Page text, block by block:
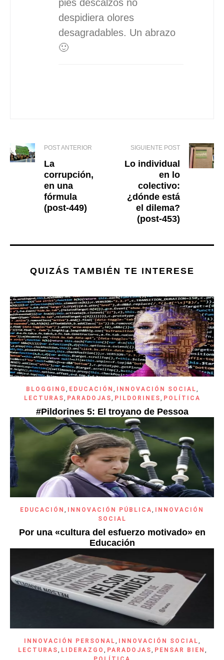
pies descalzos no
despidiera olores
desagradables. Un abrazo
🙂
POST ANTERIOR
La
corrupción,
en una
fórmula
(post-449)
SIGUIENTE POST
Lo individual
en lo
colectivo:
¿dónde está
el dilema?
(post-453)
QUIZÁS TAMBIÉN TE INTERESE
BLOGGING , EDUCACIÓN , INNOVACIÓN SOCIAL,
LECTURAS, PARADOJAS, PILDORINES, POLÍTICA
#Pildorines 5: El troyano de Pessoa
EDUCACIÓN , INNOVACIÓN PÚBLICA,
INNOVACIÓN
SOCIAL
Por una «cultura del esfuerzo motivado» en
Educación
INNOVACIÓN PERSONAL, INNOVACIÓN SOCIAL,
LECTURAS, LIDERAZGO , PARADOJAS, PENSAR BIEN ,